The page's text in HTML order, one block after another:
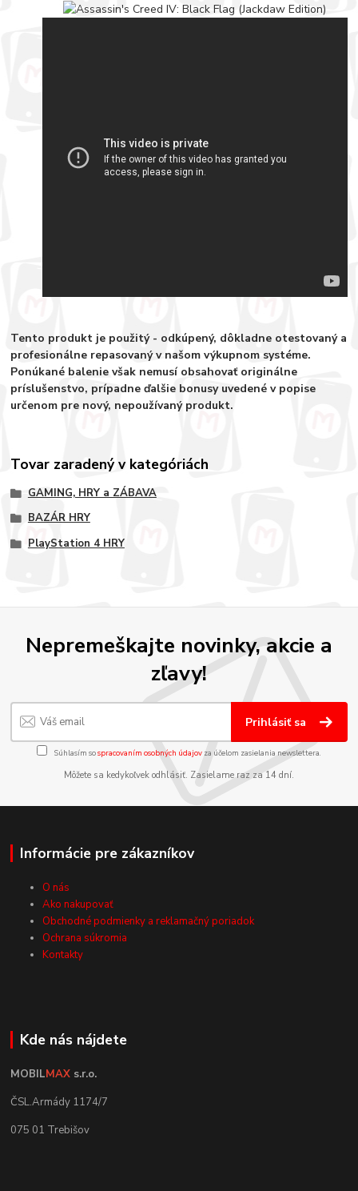
Tento produkt je použitý - odkúpený, dôkladne otestovaný a
profesionálne repasovaný v našom výkupnom systéme.
Ponúkané balenie však nemusí obsahovať originálne
príslušenstvo, prípadne ďalšie bonusy uvedené v popise
určenom pre nový, nepoužívaný produkt.
Tovar zaradený v kategóriách
GAMING, HRY a ZÁBAVA
BAZÁR HRY
PlayStation 4 HRY
Nepremeškajte novinky, akcie a
zľavy!
Prihlásiť sa
Súhlasím sospracovaním osobných údajov za účelom zasielania newslettera.
Môžete sa kedykoľvek odhlásiť. Zasielame raz za 14 dní.
Informácie pre zákazníkov
O nás
Ako nakupovať
Obchodné podmienky a reklamačný poriadok
Ochrana súkromia
Kontakty
Kde nás nájdete
MOBILMAX s.r.o.
ČSL.Armády 1174/7
075 01 Trebišov